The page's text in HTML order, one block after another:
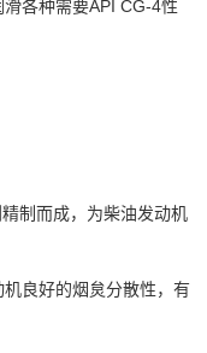
各种需要API CG-4性
制而成，为柴油发动机
良好的烟炱分散性，有